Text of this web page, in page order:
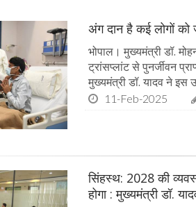
अंग दान है कई लोगों को
भोपाल। मुख्यमंत्री डॉ.
ट्रांसप्लांट से पुनर्जीवन
मुख्यमंत्री डॉ. यादव ने इस
11-Feb-2025
सिंहस्थ: 2028 की
होगा : मुख्यमंत्री डॉ.